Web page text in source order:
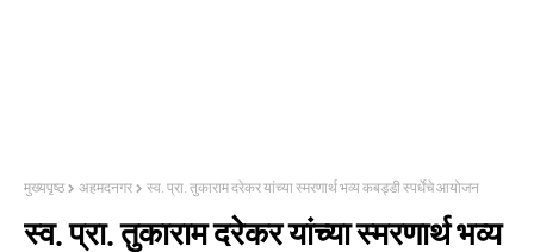
मुख्यपृष्ठ अहमदनगर स्व. प्रा. तुकाराम दरेकर यांच्या स्मरणार्थ भव्य कबड्डी स्पर्धेचे आयोजन
स्व. प्रा. तुकाराम दरेकर यांच्या स्मरणार्थ भव्य